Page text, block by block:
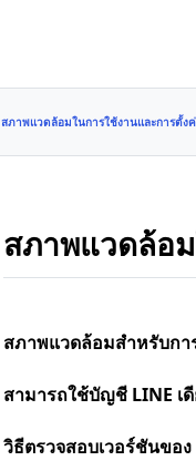
สภาพแวดล้อมในการใช้งานและการตั้ง
สภาพแวดล้อ
สภาพแวดล้อมสำหรับกา
สามารถใช้บัญชี LINE เ
วิธีตรวจสอบเวอร์ชันขอ